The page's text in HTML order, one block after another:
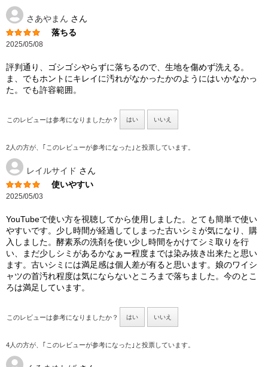
さあやまん さん
落ちる
2025/05/08
評判通り、ゴシゴシやらずに落ちるので、生地を傷めず洗える。
ま、でもホントにキレイに汚れがなかったかのようにはいかなかっ
た。でも許容範囲。
このレビューは参考になりましたか？ はい いいえ
2人の方が、｢このレビューが参考になった｣と投票しています。
レイルサイド さん
使いやすい
2025/05/03
YouTubeで使い方を視聴してから使用しました。とても簡単で使い
やすいです。少し時間が経過してしまった古いシミが気になり、購
入しました。酵素系の洗剤を使い少し時間をかけてシミ取りを行
い、まだ少しシミがあるかなぁー程度までは染み抜き出来たと思い
ます。古いシミには満足感は個人差が有ると思います。娘のワイシ
ャツの首汚れ程度は気にならないところまで落ちました。今のとこ
ろは満足しています。
このレビューは参考になりましたか？ はい いいえ
4人の方が、｢このレビューが参考になった｣と投票しています。